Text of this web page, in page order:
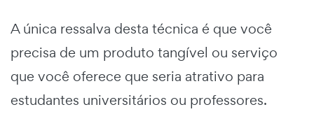
A única ressalva desta técnica é que você
precisa de um produto tangível ou serviço
que você oferece que seria atrativo para
estudantes universitários ou professores.